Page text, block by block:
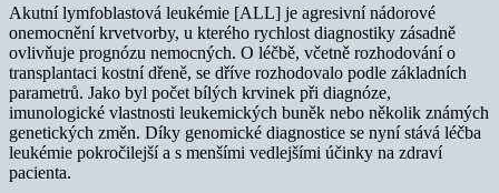
Akutní lymfoblastová leukémie [ALL] je agresivní nádorové
onemocnění krvetvorby, u kterého rychlost diagnostiky zásadně
ovlivňuje prognózu nemocných. O léčbě, včetně rozhodování o
transplantaci kostní dřeně, se dříve rozhodovalo podle základních
parametrů. Jako byl počet bílých krvinek při diagnóze,
imunologické vlastnosti leukemických buněk nebo několik známých
genetických změn. Díky genomické diagnostice se nyní stává léčba
leukémie pokročilejší a s menšími vedlejšími účinky na zdraví
pacienta.